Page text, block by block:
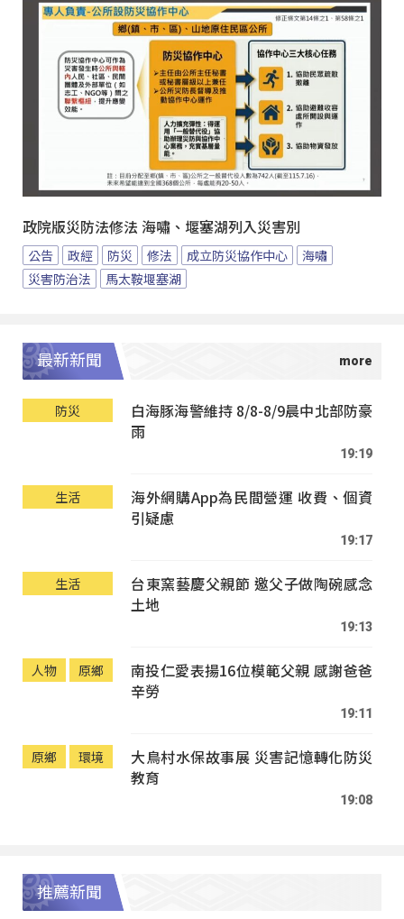
政院版災防法修法 海嘯、堰塞湖列入災害別
公告 政經 防災 修法 成立防災協作中心
海嘯
災害防治法
馬太鞍堰塞湖
最新新聞
防災
白海豚海警維持 8/8-8/9晨中北部防豪
雨
19:19
生活
海外網購App為民間營運 收費、個資
引疑慮
19:17
生活
台東窯藝慶父親節 邀父子做陶碗感念
土地
19:13
人物 原鄉
南投仁愛表揚16位模範父親 感謝爸爸
辛勞
19:11
原鄉 環境
大鳥村水保故事展 災害記憶轉化防災
教育
19:08
推薦新聞